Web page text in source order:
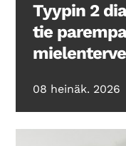
Tyypin 2
tie
08 heinäk. 2026